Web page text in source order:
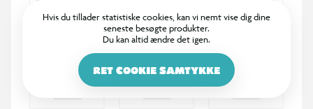
Hvis du tillader statistiske cookies, kan vi nemt vise dig dine
seneste besøgte produkter.
Du kan altid ændre det igen.
RET COOKIE SAMTYKKE